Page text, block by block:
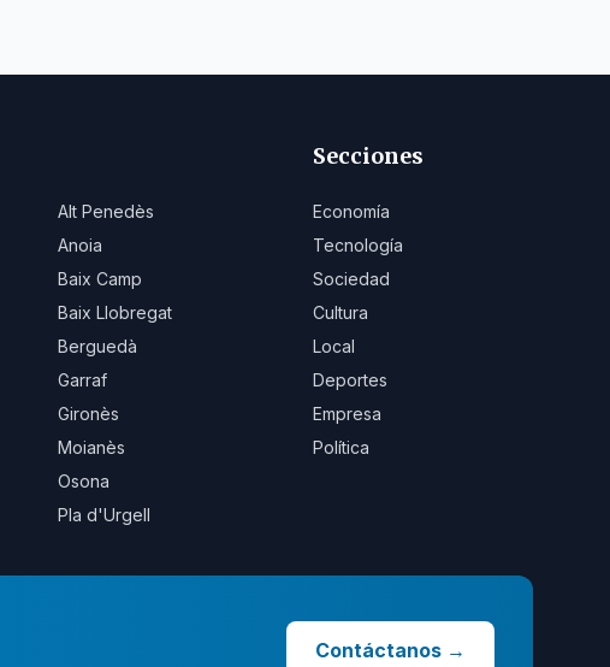
Alt Penedès
Anoia
Baix Camp
Baix Llobregat
Berguedà
Garraf
Gironès
Moianès
Osona
Pla d'Urgell
Secciones
Economía
Tecnología
Sociedad
Cultura
Local
Deportes
Empresa
Política
Contáctanos →